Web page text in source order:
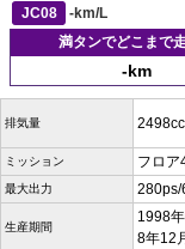
JC08
-km/L
満タンでどこまで
-km
排気量 2498cc
ミッション フロア
最大出力 280ps/
生産期間
1998
8年12